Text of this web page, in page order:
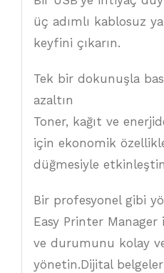
üç adımlı kablosuz
keyfini çıkarın.
Tek bir dokunuşla
azaltın
Toner, kağıt ve
için ekonomik
düğmesiyle
Bir profesyonel gibi
Easy Printer Manager
ve durumunu kolay
yönetin.Dijital